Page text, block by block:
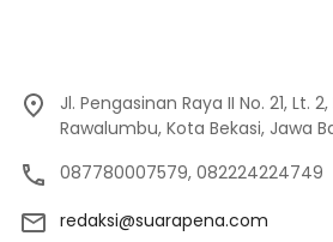
Jl. Pengasinan Raya II No. 21, Lt.
Rawalumbu, Kota Bekasi, Jawa
087780007579, 082224224749
redaksi@suarapena.com